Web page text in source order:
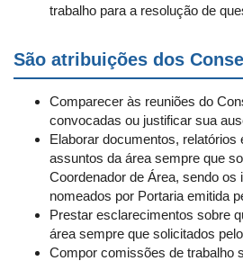
trabalho para a resolução de
São atribuições dos
Comparecer às reuniões do
convocadas ou justificar sua
Elaborar documentos, relatórios
assuntos da área sempre que
Coordenador de Área, sendo os
nomeados por Portaria emitida
Prestar esclarecimentos sobre
área sempre que solicitados
Compor comissões de trabalho